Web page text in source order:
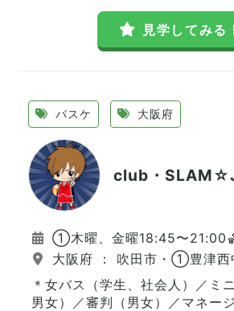
見学してみる
バスケ 大阪府
club・
①木曜、金曜18:45〜
大阪府 ： 吹田市・①豊津
＊女バス（学生、社会人）／ミ
男女）／審判（男女）／マネー